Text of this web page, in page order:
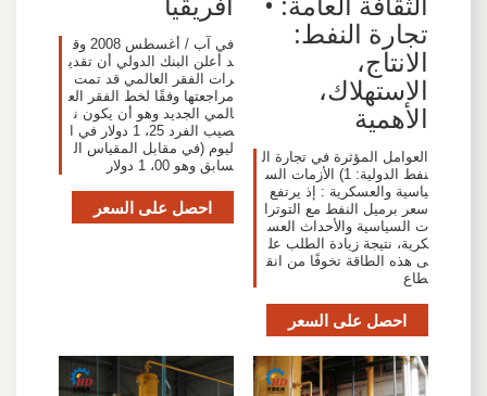
تجارة النفط:
الانتاج،
الاستهلاك،
الأهمية
العوامل المؤثرة في تجارة ال
نفط الدولية: 1) الأزمات الس
ياسية والعسكرية : إذ يرتفع
سعر برميل النفط مع التوترا
ت السياسية والأحداث العس
كرية، نتيجة زيادة الطلب عل
ى هذه الطاقة تخوفًا من انق
طاع
احصل على السعر
في آب / أغسطس 2008 وق
د أعلن البنك الدولي أن تقدي
رات الفقر العالمي قد تمت
مراجعتها وفقًا لخط الفقر الع
المي الجديد وهو أن يكون ن
صيب الفرد 25، 1 دولار في ا
ليوم (في مقابل المقياس ال
سابق وهو 00، 1 دولار
احصل على السعر